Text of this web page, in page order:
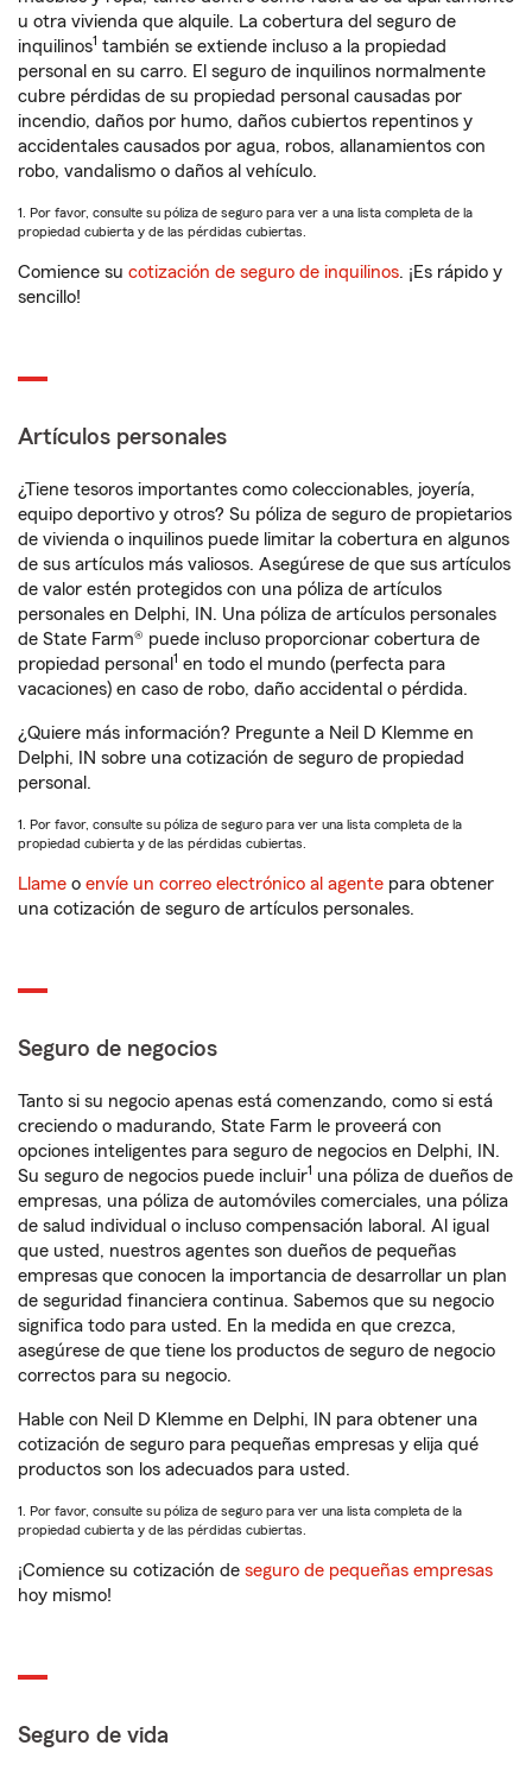
u otra vivienda que alquile. La cobertura del seguro de
inquilinos1 también se extiende incluso a la propiedad
personal en su carro. El seguro de inquilinos normalmente
cubre pérdidas de su propiedad personal causadas por
incendio, daños por humo, daños cubiertos repentinos y
accidentales causados por agua, robos, allanamientos con
robo, vandalismo o daños al vehículo.
1. Por favor, consulte su póliza de seguro para ver a una lista completa de la
propiedad cubierta y de las pérdidas cubiertas.
Comience su cotización de seguro de inquilinos. ¡Es rápido y
sencillo!
Artículos personales
¿Tiene tesoros importantes como coleccionables, joyería,
equipo deportivo y otros? Su póliza de seguro de propietarios
de vivienda o inquilinos puede limitar la cobertura en algunos
de sus artículos más valiosos. Asegúrese de que sus artículos
de valor estén protegidos con una póliza de artículos
personales en Delphi, IN. Una póliza de artículos personales
de State Farm® puede incluso proporcionar cobertura de
propiedad personal 1 en todo el mundo (perfecta para
vacaciones) en caso de robo, daño accidental o pérdida.
¿Quiere más información? Pregunte a Neil D Klemme en
Delphi, IN sobre una cotización de seguro de propiedad
personal.
1. Por favor, consulte su póliza de seguro para ver una lista completa de la
propiedad cubierta y de las pérdidas cubiertas.
Llame o envíe un correo electrónico al agente para obtener
una cotización de seguro de artículos personales.
Seguro de negocios
Tanto si su negocio apenas está comenzando, como si está
creciendo o madurando, State Farm le proveerá con
opciones inteligentes para seguro de negocios en Delphi, IN.
Su seguro de negocios puede incluir1 una póliza de dueños de
empresas, una póliza de automóviles comerciales, una póliza
de salud individual o incluso compensación laboral. Al igual
que usted, nuestros agentes son dueños de pequeñas
empresas que conocen la importancia de desarrollar un plan
de seguridad financiera continua. Sabemos que su negocio
significa todo para usted. En la medida en que crezca,
asegúrese de que tiene los productos de seguro de negocio
correctos para su negocio.
Hable con Neil D Klemme en Delphi, IN para obtener una
cotización de seguro para pequeñas empresas y elija qué
productos son los adecuados para usted.
1. Por favor, consulte su póliza de seguro para ver una lista completa de la
propiedad cubierta y de las pérdidas cubiertas.
¡Comience su cotización de seguro de pequeñas empresas
hoy mismo!
Seguro de vida